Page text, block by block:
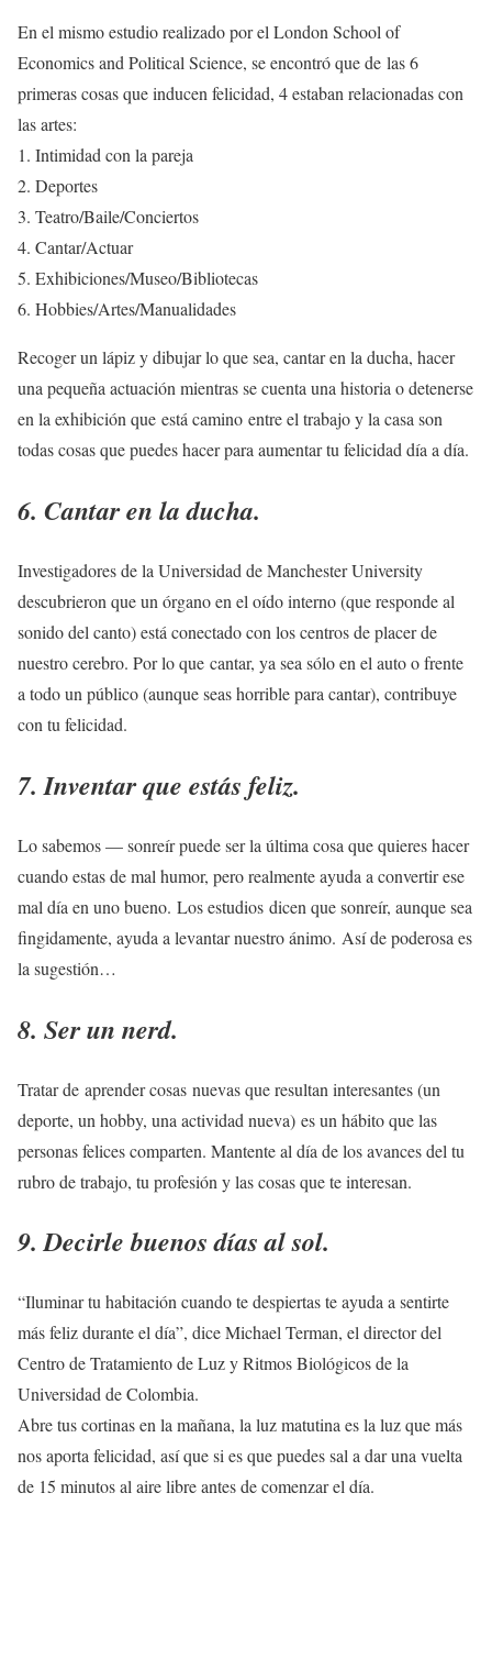
En el mismo estudio realizado por el London School of
Economics and Political Science, se encontró que de las 6
primeras cosas que inducen felicidad, 4 estaban relacionadas con
las artes:
Intimidad con la pareja
Deportes
Teatro/Baile/Conciertos
Cantar/Actuar
Exhibiciones/Museo/Bibliotecas
Hobbies/Artes/Manualidades
Recoger un lápiz y dibujar lo que sea, cantar en la ducha, hacer
una pequeña actuación mientras se cuenta una historia o detenerse
en la exhibición que está camino entre el trabajo y la casa son
todas cosas que puedes hacer para aumentar tu felicidad día a día.
6. Cantar en la ducha.
Investigadores de la Universidad de Manchester University
descubrieron que un órgano en el oído interno (que responde al
sonido del canto) está conectado con los centros de placer de
nuestro cerebro. Por lo que cantar, ya sea sólo en el auto o frente
a todo un público (aunque seas horrible para cantar), contribuye
con tu felicidad.
7. Inventar que estás feliz.
Lo sabemos — sonreír puede ser la última cosa que quieres hacer
cuando estas de mal humor, pero realmente ayuda a convertir ese
mal día en uno bueno. Los estudios dicen que sonreír, aunque sea
fingidamente, ayuda a levantar nuestro ánimo. Así de poderosa es
la sugestión…
8. Ser un nerd.
Tratar de aprender cosas nuevas que resultan interesantes (un
deporte, un hobby, una actividad nueva) es un hábito que las
personas felices comparten. Mantente al día de los avances del tu
rubro de trabajo, tu profesión y las cosas que te interesan.
9. Decirle buenos días al sol.
“Iluminar tu habitación cuando te despiertas te ayuda a sentirte
más feliz durante el día”, dice Michael Terman, el director del
Centro de Tratamiento de Luz y Ritmos Biológicos de la
Universidad de Colombia.
Abre tus cortinas en la mañana, la luz matutina es la luz que más
nos aporta felicidad, así que si es que puedes sal a dar una vuelta
de 15 minutos al aire libre antes de comenzar el día.